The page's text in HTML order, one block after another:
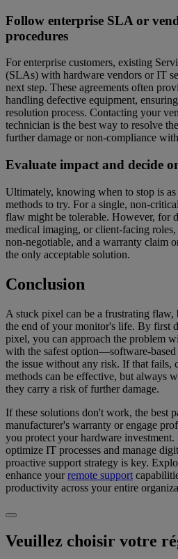
Follow enterprise SLA or
procedures
For enterprise customers, existing
(SLAs) with hardware vendors or IT
next step. These agreements often
handling defective equipment,
resolution process. Contacting your
technician is the best way to resolve
further damage or non-compliance
Evaluate impact and decide
Ultimately, knowing when to stop is
methods to try. For a single, non-
flaw might be tolerable. However, for
medical imaging, or client-facing
non-negotiable, and a warranty claim
the only acceptable solution.
Conclusion
A stuck pixel can be a frustrating flaw,
the end of your monitor's life. By first
pixel, you can approach the problem
with the safest option—software-
the issue without any risk. If that fails,
methods can be effective, but always
they carry a risk of further damage.
If these solutions don't work, the best
manufacturer's warranty or engage
you protect your hardware investment.
optimize IT processes and manage
proactive support strategy is key.
enhance yourremote support
productivity across your entire
Veuillez choisir votre